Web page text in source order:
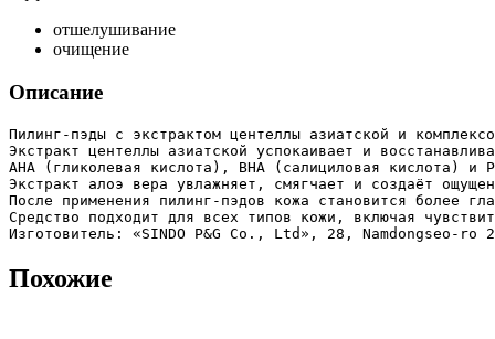
отшелушивание
очищение
Описание
Пилинг-пэды с экстрактом центеллы азиатской и
Экстракт центеллы азиатской успокаивает и
AHA (гликолевая кислота), BHA (салициловая кислота) и
Экстракт алоэ вера увлажняет, смягчает и создаёт
После применения пилинг-пэдов кожа становится более
Средство подходит для всех типов кожи, включая
Изготовитель: «SINDO P&G Co., Ltd», 28, Namdongseo-
Похожие